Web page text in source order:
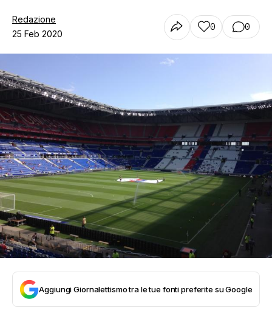
Redazione
25 Feb 2020
0 0
Aggiungi Giornalettismo tra le tue fonti preferite su Google